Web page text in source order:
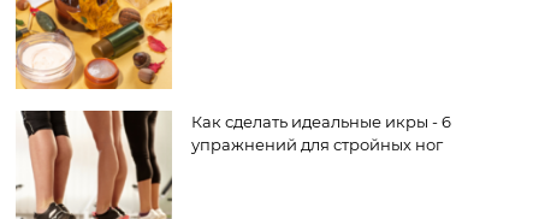
Как сделать идеальные икры - 6
упражнений для стройных ног